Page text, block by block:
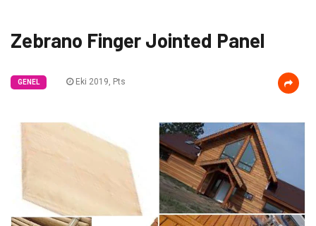
Zebrano Finger Jointed Panel
GENEL Eki 2019, Pts